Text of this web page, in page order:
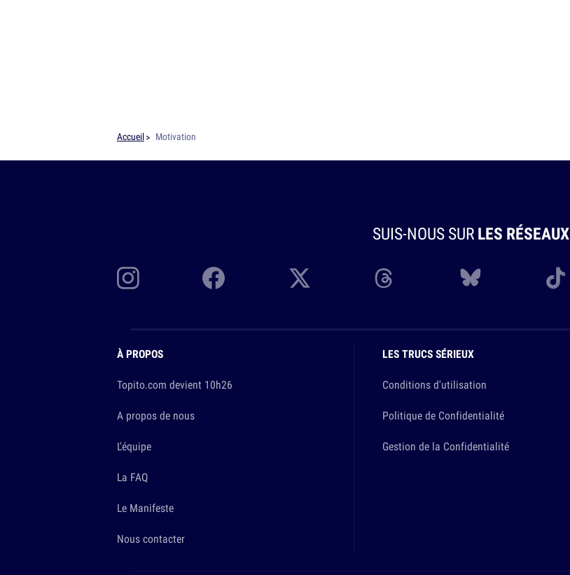
Accueil Motivation
SUIS-NOUS SURLES RÉSEAUX
À PROPOS
Topito.com devient 10h26
A propos de nous
L'équipe
La FAQ
Le Manifeste
Nous contacter
LES TRUCS SÉRIEUX
Conditions d'utilisation
Politique de Confidentialité
Gestion de la Confidentialité